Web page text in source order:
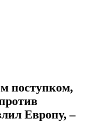
поступком,
Европу, –